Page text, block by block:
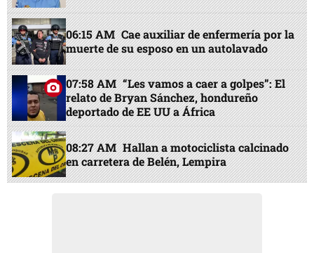
06:15 AM Cae auxiliar de enfermería por la
muerte de su esposo en un autolavado
07:58 AM “Les vamos a caer a golpes”: El
relato de Bryan Sánchez, hondureño
deportado de EE UU a África
08:27 AM Hallan a motociclista calcinado
en carretera de Belén, Lempira